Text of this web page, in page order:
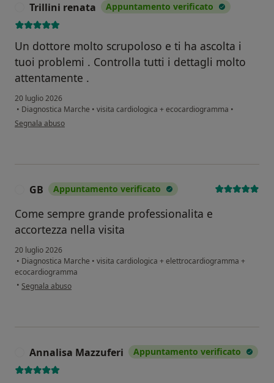
Trillini renata Appuntamento verificato
Un dottore molto scrupoloso e ti ha ascolta i
tuoi problemi . Controlla tutti i dettagli molto
attentamente .
20 luglio 2026
• Diagnostica Marche • visita cardiologica + ecocardiogramma •
secondo l'opinione dell'utente Trillini renata
Segnala abuso
GB Appuntamento verificato
Come sempre grande professionalita e
accortezza nella visita
20 luglio 2026
• Diagnostica Marche • visita cardiologica + elettrocardiogramma +
ecocardiogramma
• secondo l'opinione dell'utente GB
Segnala abuso
Annalisa Mazzuferi Appuntamento verificato